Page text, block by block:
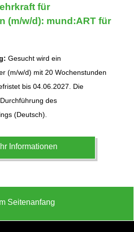
für
(m/w/d): mund:ART für
Gesucht wird ein
(m/w/d) mit 20 Wochenstunden
bis 04.06.2027. Die
des
(Deutsch).
Informationen
Seitenanfang